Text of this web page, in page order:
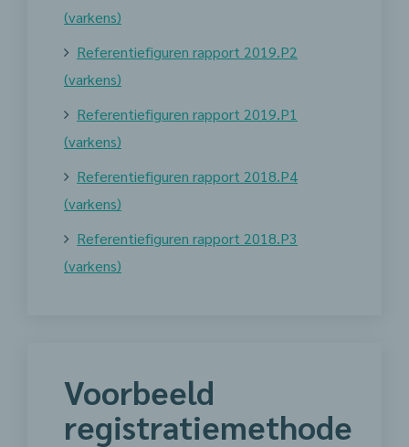
(varkens)
Referentiefiguren rapport 2019.P2
(varkens)
Referentiefiguren rapport 2019.P1
(varkens)
Referentiefiguren rapport 2018.P4
(varkens)
Referentiefiguren rapport 2018.P3
(varkens)
Voorbeeld
registratiemethode